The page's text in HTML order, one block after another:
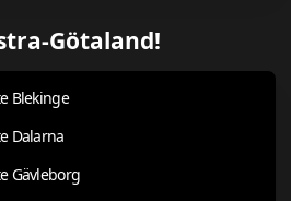
Götaland!
Blekinge
Dalarna
Gävleborg